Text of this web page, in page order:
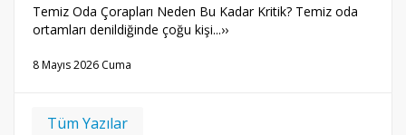
Temiz Oda Çorapları Neden Bu Kadar Kritik? Temiz oda
ortamları denildiğinde çoğu kişi...››
8 Mayıs 2026 Cuma
Tüm Yazılar